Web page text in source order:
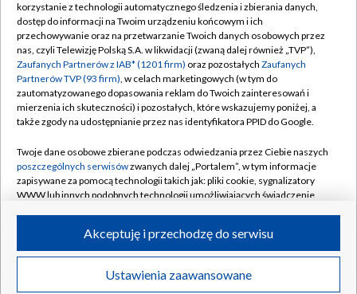
TVP
Abonament TVP
Emisja w TVP
Centrum informacji TVP
Naziemna Telewizja Cyfrowa
Rada Programowa
System NOS
Informacje o nadawcy
Program dla prasy
Regulamin TVP
Polityka prywatności
Moje zgody
Pomoc
Kontakt
Kanały
©2026 Telewizja Polska S.A. w likwidacji
korzystanie z technologii automatycznego śledzenia i zbierania danych,
dostęp do informacji na Twoim urządzeniu końcowym i ich
przechowywanie oraz na przetwarzanie Twoich danych osobowych przez
nas, czyli Telewizję Polską S.A. w likwidacji (zwaną dalej również „TVP”),
Zaufanych Partnerów z IAB* (1201 firm) oraz pozostałych Zaufanych
Partnerów TVP (93 firm), w celach marketingowych (w tym do
zautomatyzowanego dopasowania reklam do Twoich zainteresowań i
mierzenia ich skuteczności) i pozostałych, które wskazujemy poniżej, a
także zgody na udostępnianie przez nas identyfikatora PPID do Google.
Twoje dane osobowe zbierane podczas odwiedzania przez Ciebie naszych
poszczególnych serwisówzwanych dalej „Portalem”, w tym informacje
zapisywane za pomocą technologii takich jak: pliki cookie, sygnalizatory
WWW lub innych podobnych technologii umożliwiających świadczenie
ruchu w Internecie.
Twoje dane osobowe zbierane podczas odwiedzania przez Ciebie
poszczególnych serwisówna Portalu, takie jak adresy IP, identyfikatory
Ustawienia zaawansowane
Akceptuję i przechodzę do serwisu